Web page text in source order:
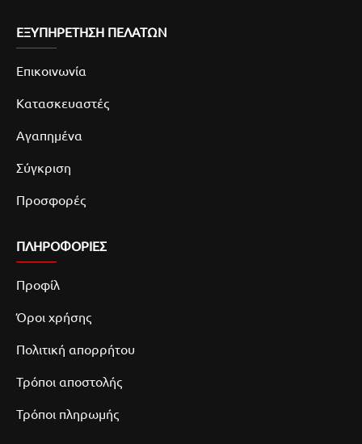
ΕΞΥΠΗΡΕΤΗΣΗ ΠΕΛΑΤΩΝ
Επικοινωνία
Κατασκευαστές
Αγαπημένα
Σύγκριση
Προσφορές
ΠΛΗΡΟΦΟΡΙΕΣ
Προφίλ
Όροι χρήσης
Πολιτική απορρήτου
Τρόποι αποστολής
Τρόποι πληρωμής